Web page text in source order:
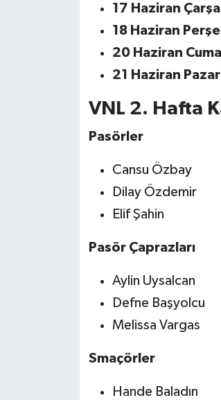
17 Haziran
18 Haziran
20 Haziran
21 Haziran
VNL 2. Hafta
Pasörler
Cansu Özbay
Dilay Özdemir
Elif Şahin
Pasör Çaprazları
Aylin Uysalcan
Defne Başyolcu
Melissa Vargas
Smaçörler
Hande Baladın